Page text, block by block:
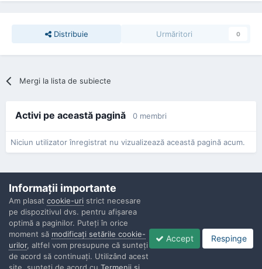
Distribuie Urmăritori 0
Mergi la lista de subiecte
Activi pe această pagină 0 membri
Niciun utilizator înregistrat nu vizualizează această pagină acum.
Confidenţialitate Contactaţi-ne
Copyright © Politisti.ro, 2010 - 2026
Powered by Invision Community
Informaţii importante
Am plasat cookie-uri strict necesare
pe dispozitivul dvs. pentru afişarea
optimă a paginilor. Puteţi în orice
moment să modificaţi setările cookie-
urilor, altfel vom presupune că sunteţi
de acord să continuaţi. Utilizând acest
Accept Respinge